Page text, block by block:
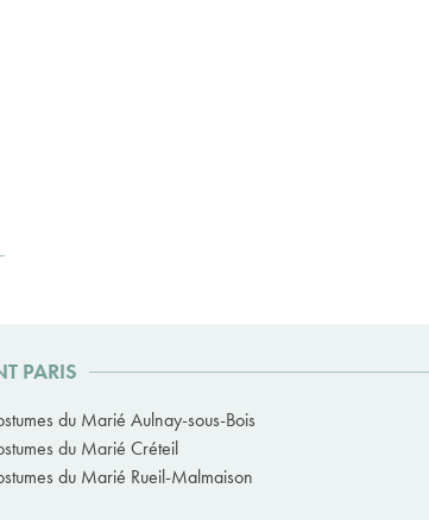
PARIS
du Marié Aulnay-sous-Bois
du Marié Créteil
du Marié Rueil-Malmaison